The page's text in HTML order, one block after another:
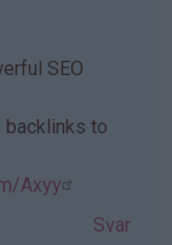
SEO
backlinks to
Axyy
Svar